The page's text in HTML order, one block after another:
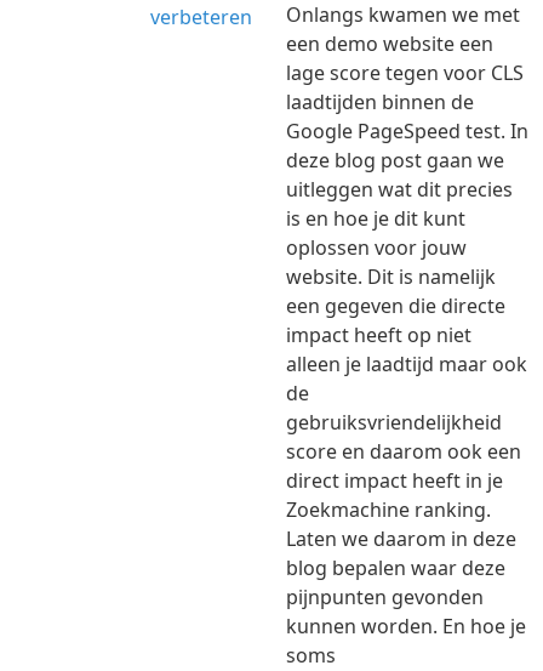
Onlangs kwamen we met
een demo website een
lage score tegen voor CLS
laadtijden binnen de
Google PageSpeed test. In
deze blog post gaan we
uitleggen wat dit precies
is en hoe je dit kunt
oplossen voor jouw
website. Dit is namelijk
een gegeven die directe
impact heeft op niet
alleen je laadtijd maar ook
de
gebruiksvriendelijkheid
score en daarom ook een
direct impact heeft in je
Zoekmachine ranking.
Laten we daarom in deze
blog bepalen waar deze
pijnpunten gevonden
kunnen worden. En hoe je
soms